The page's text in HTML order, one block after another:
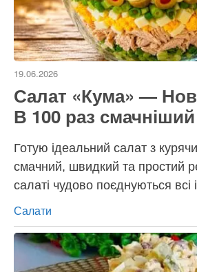
19.06.2026
Салат «Кума» —
В 100 раз
Готую ідеальний салат з
смачний, швидкий та простий
салаті чудово поєднуються всі
Категорії
Салати